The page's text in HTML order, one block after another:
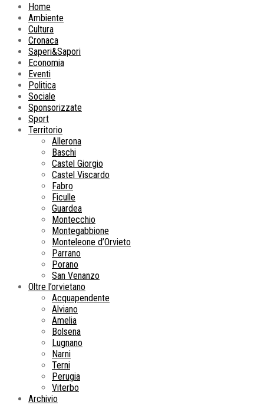
Home
Ambiente
Cultura
Cronaca
Saperi&Sapori
Economia
Eventi
Politica
Sociale
Sponsorizzate
Sport
Territorio
Allerona
Baschi
Castel Giorgio
Castel Viscardo
Fabro
Ficulle
Guardea
Montecchio
Montegabbione
Monteleone d’Orvieto
Parrano
Porano
San Venanzo
Oltre l’orvietano
Acquapendente
Alviano
Amelia
Bolsena
Lugnano
Narni
Terni
Perugia
Viterbo
Archivio